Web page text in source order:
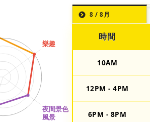
8 / 8月
時間
10AM
12PM - 4PM
6PM - 8PM